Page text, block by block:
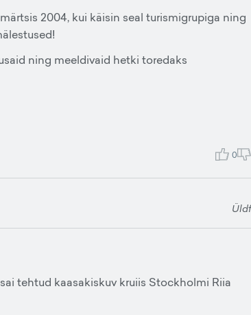
2004, kui käisin seal turismigrupiga ning
ning meeldivaid hetki toredaks
0
tehtud kaasakiskuv kruiis Stockholmi Riia